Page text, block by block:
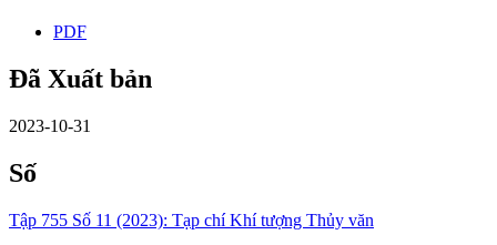
PDF
Đã Xuất bản
2023-10-31
Số
Tập 755 Số 11 (2023): Tạp chí Khí tượng Thủy văn